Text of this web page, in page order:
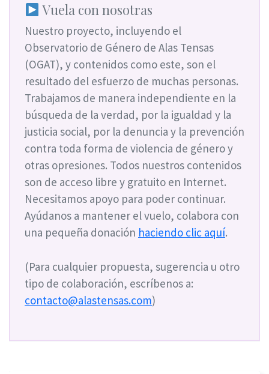
Vuela con nosotras
Nuestro proyecto, incluyendo el
Observatorio de Género de Alas Tensas
(OGAT), y contenidos como este, son el
resultado del esfuerzo de muchas personas.
Trabajamos de manera independiente en la
búsqueda de la verdad, por la igualdad y la
justicia social, por la denuncia y la prevención
contra toda forma de violencia de género y
otras opresiones. Todos nuestros contenidos
son de acceso libre y gratuito en Internet.
Necesitamos apoyo para poder continuar.
Ayúdanos a mantener el vuelo, colabora con
una pequeña donación haciendo clic aquí.
(Para cualquier propuesta, sugerencia u otro
tipo de colaboración, escríbenos a:
contacto@alastensas.com)